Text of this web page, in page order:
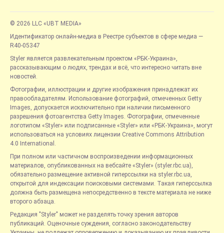
© 2026 LLC «UBT MEDIA»
Идентификатор онлайн-медиа в Реестре субъектов в сфере медиа —
R40-05347
Styler является развлекательным проектом «РБК-Украина»,
рассказывающим о людях, трендах и всё, что интересно читать вне
новостей.
Фотографии, иллюстрации и другие изображения принадлежат их
правообладателям. Использование фотографий, отмеченных Getty
Images, допускается исключительно при наличии письменного
разрешения фотоагентства Getty Images. Фотографии, отмеченные
логотипом «Styler» или подписанные «Styler» или «РБК-Украина», могут
использоваться на условиях лицензии Creative Commons Attribution
4.0 International.
При полном или частичном воспроизведении информационных
материалов, опубликованных на вебсайте «Styler» (styler.rbc.ua),
обязательно размещение активной гиперссылки на styler.rbc.ua,
открытой для индексации поисковыми системами. Такая гиперссылка
должна быть размещена непосредственно в тексте материала не ниже
второго абзаца.
Редакция "Styler" может не разделять точку зрения авторов
публикаций. Оценочные суждения, согласно законодательству